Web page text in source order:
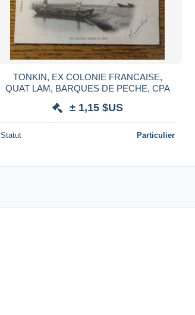
TONKIN, EX COLONIE FRANCAISE,
QUAT LAM, BARQUES DE PECHE, CPA
± 1,15 $US
Statut Particulier